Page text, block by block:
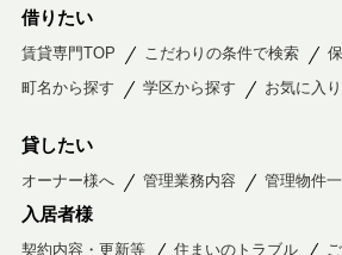
借りたい
賃貸専門TOP こだわりの条件で検索
町名から探す
学区から探す お気に入
貸したい
オーナー様へ 管理業務内容 管理物件
入居者様
契約内容・更新等 住まいのトラブル